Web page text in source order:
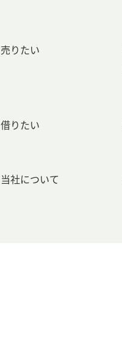
売りたい
借りたい
当社について